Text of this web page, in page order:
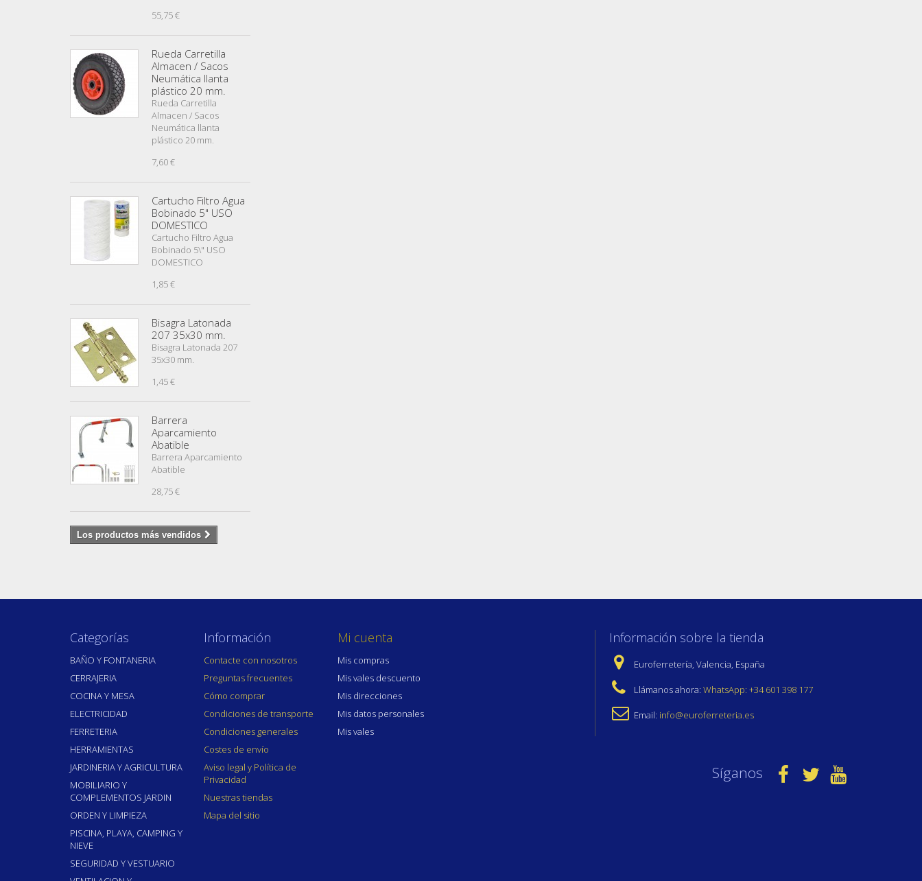
55,75 €
Rueda Carretilla
Almacen / Sacos
Neumática llanta
plástico 20 mm.
Rueda Carretilla
Almacen / Sacos
Neumática llanta
plástico 20 mm.
7,60 €
Cartucho Filtro Agua
Bobinado 5" USO
DOMESTICO
Cartucho Filtro Agua
Bobinado 5\" USO
DOMESTICO
1,85 €
Bisagra Latonada
207 35x30 mm.
Bisagra Latonada 207
35x30 mm.
1,45 €
Barrera
Aparcamiento
Abatible
Barrera Aparcamiento
Abatible
28,75 €
Los productos más vendidos
Categorías
BAÑO Y FONTANERIA
CERRAJERIA
COCINA Y MESA
ELECTRICIDAD
FERRETERIA
HERRAMIENTAS
JARDINERIA Y AGRICULTURA
MOBILIARIO Y
COMPLEMENTOS JARDIN
ORDEN Y LIMPIEZA
PISCINA, PLAYA, CAMPING Y
NIEVE
SEGURIDAD Y VESTUARIO
Información
Contacte con nosotros
Preguntas frecuentes
Cómo comprar
Condiciones de transporte
Condiciones generales
Costes de envío
Aviso legal y Política de
Privacidad
Nuestras tiendas
Mapa del sitio
Mi cuenta
Mis compras
Mis vales descuento
Mis direcciones
Mis datos personales
Mis vales
Información sobre la tienda
Euroferretería, Valencia, España
Llámanos ahora: WhatsApp: +34 601 398 177
Email: info@euroferreteria.es
Síganos